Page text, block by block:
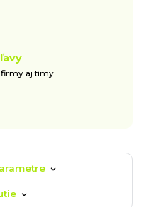
firmy aj tímy